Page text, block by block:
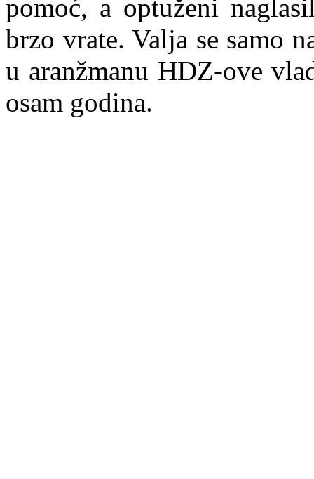
pomoć, a optuženi
brzo vrate. Valja se samo
u aranžmanu HDZ-ove
osam godina.